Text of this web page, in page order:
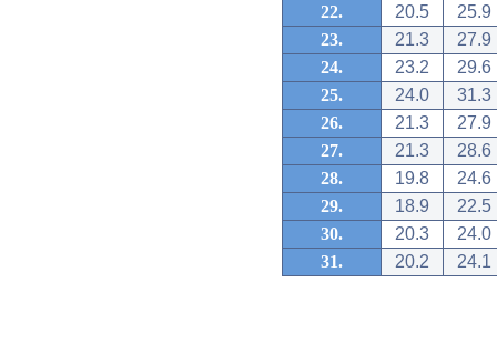
22.
20.5
25.9
23.
21.3
27.9
24.
23.2
29.6
25.
24.0
31.3
26.
21.3
27.9
27.
21.3
28.6
28.
19.8
24.6
29.
18.9
22.5
30.
20.3
24.0
31.
20.2 24.1